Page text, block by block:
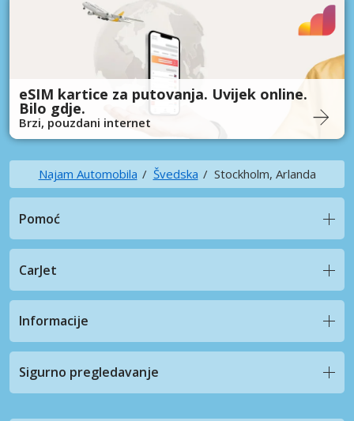
eSIM kartice za putovanja. Uvijek online.
Bilo gdje.
Brzi, pouzdani internet
Najam Automobila Švedska Stockholm, Arlanda
Pomoć
CarJet
Informacije
Sigurno pregledavanje